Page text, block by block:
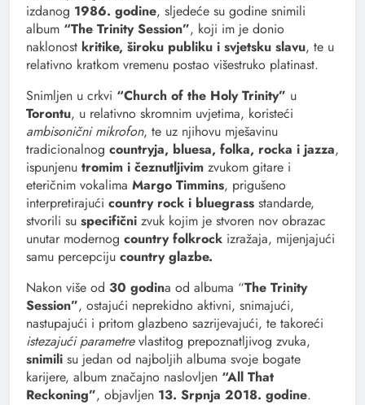
izdanog 1986. godine, sljedeće su godine snimili
album “The Trinity Session”, koji im je donio
naklonost kritike, široku publiku i svjetsku slavu, te u
relativno kratkom vremenu postao višestruko platinast.
Snimljen u crkvi “Church of the Holy Trinity” u
Torontu, u relativno skromnim uvjetima, koristeći
ambisonični mikrofon, te uz njihovu mješavinu
tradicionalnog countryja, bluesa, folka, rocka i jazza,
ispunjenu tromim i čeznutljivim zvukom gitare i
eteričnim vokalima Margo Timmins, prigušeno
interpretirajući country rock i bluegrass standarde,
stvorili su specifični zvuk kojim je stvoren nov obrazac
unutar modernog country folkrock izražaja, mijenjajući
samu percepciju country glazbe.
Nakon više od 30 godina od albuma “The Trinity
Session”, ostajući neprekidno aktivni, snimajući,
nastupajući i pritom glazbeno sazrijevajući, te takoreći
istezajući parametrevlastitog prepoznatljivog zvuka,
snimili su jedan od najboljih albuma svoje bogate
karijere, album značajno naslovljen “All That
Reckoning”, objavljen 13. Srpnja 2018. godine.